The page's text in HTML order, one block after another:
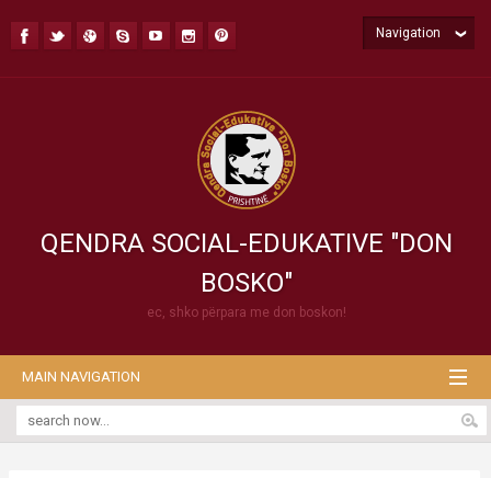
QENDRA SOCIAL-EDUKATIVE "DON
BOSKO"
ec, shko përpara me don boskon!
Navigation
MAIN NAVIGATION